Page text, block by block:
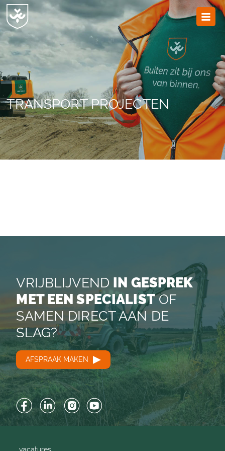
JvESCH
—
Van
TRANSPORT PROJECTEN
VRIJBLIJVEND IN GESPREK
MET EEN SPECIALISTOF
SAMEN DIRECT AAN DE
SLAG?
AFSPRAAK MAKEN
FacebookLinkedInInstagramYouTube
vacatures